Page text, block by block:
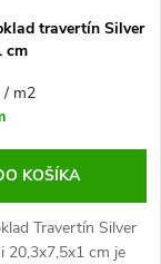
travertín Silver
cm
/ m2
KOŠÍKA
Travertín Silver
20,3x7,5x1 cm je